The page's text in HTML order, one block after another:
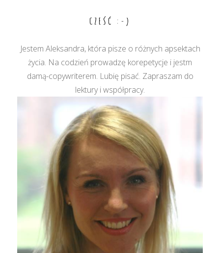
CZEŚĆ :-)
Jestem Aleksandra, która pisze o różnych apsektach
życia. Na codzień prowadzę korepetycje i jestm
damą-copywriterem. Lubię pisać. Zapraszam do
lektury i współpracy.